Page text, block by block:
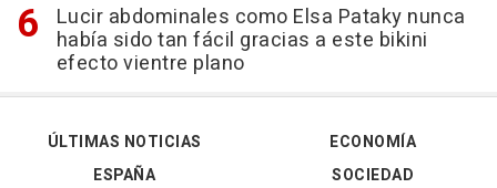
Lucir abdominales como Elsa Pataky nunca
había sido tan fácil gracias a este bikini
efecto vientre plano
ÚLTIMAS NOTICIAS
ESPAÑA
ECONOMÍA
SOCIEDAD